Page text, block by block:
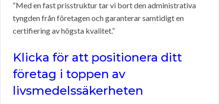
“Med en fast prisstruktur tar vi bort den administrativa
tyngden från företagen och garanterar samtidigt en
certifiering av högsta kvalitet.”
Klicka för att positionera ditt
företag i toppen av
livsmedelssäkerheten